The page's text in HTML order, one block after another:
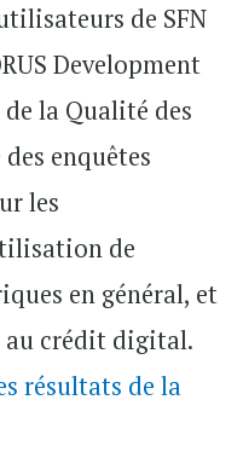
de SFN
Development
la Qualité des
enquêtes
les
de
en général, et
au crédit digital.
résultats de la